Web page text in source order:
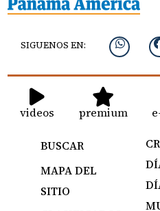
SIGUENOS EN:
videos premium
BUSCAR
MAPA DEL
SITIO